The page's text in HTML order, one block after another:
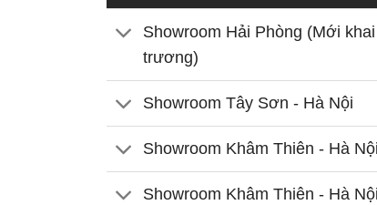
Showroom Hải Phòng (Mới khai
trương)
Showroom Tây Sơn - Hà Nội
Showroom Khâm Thiên - Hà Nội
Showroom Khâm Thiên - Hà Nội